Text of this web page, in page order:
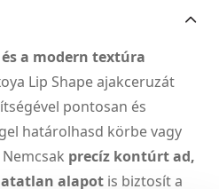
a modern textúra
Lip Shape ajakceruzát
pontosan és
határolhasd körbe vagy
precíz kontúrt ad,
alapot is biztosít a